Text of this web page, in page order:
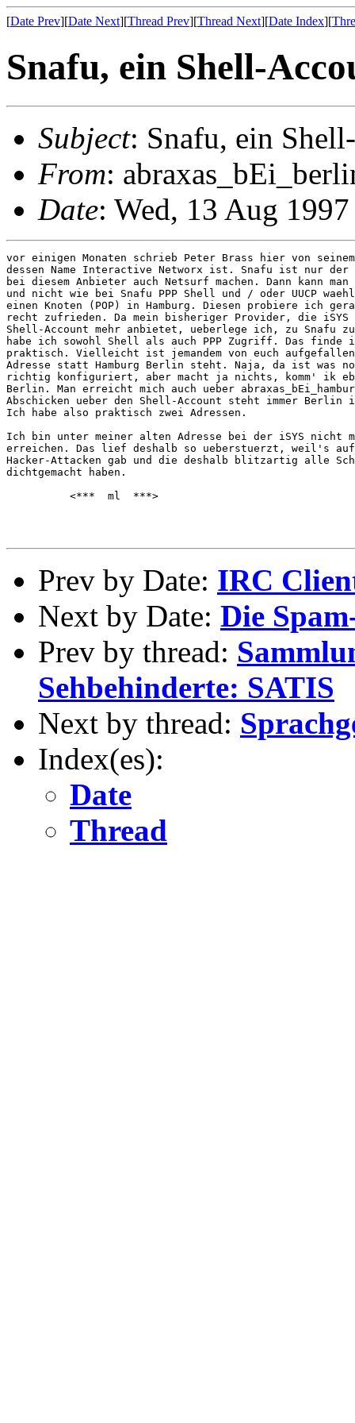
[Date Prev][Date Next][Thread Prev][Thread Next][Date Index][
Snafu, ein Shell-
Subject: Snafu, ein
From:
Date: Wed, 13 Aug
vor einigen Monaten schrieb Peter Brass hier von
dessen Name Interactive Networx ist. Snafu ist nur der
bei diesem Anbieter auch Netsurf machen. Dann kann man
und nicht wie bei Snafu PPP Shell und / oder UUCP
einen Knoten (POP) in Hamburg. Diesen probiere ich
recht zufrieden. Da mein bisheriger Provider, die iSYS
Shell-Account mehr anbietet, ueberlege ich, zu Snafu
habe ich sowohl Shell als auch PPP Zugriff. Das finde
praktisch. Vielleicht ist jemandem von euch
Adresse statt Hamburg Berlin steht. Naja, da ist was
richtig konfiguriert, aber macht ja nichts, komm' ik
Berlin. Man erreicht mich auch ueber
Abschicken ueber den Shell-Account steht immer Berlin
Ich habe also praktisch zwei Adressen.
Ich bin unter meiner alten Adresse bei der iSYS nicht
erreichen. Das lief deshalb so ueberstuerzt, weil's
Hacker-Attacken gab und die deshalb blitzartig alle
dichtgemacht haben.
          <***  ml  ***>
Prev by Date: IRC
Next by Date: Die
Prev by thread:
Sehbehinderte: SATIS
Next by thread:
Index(es):
Date
Thread